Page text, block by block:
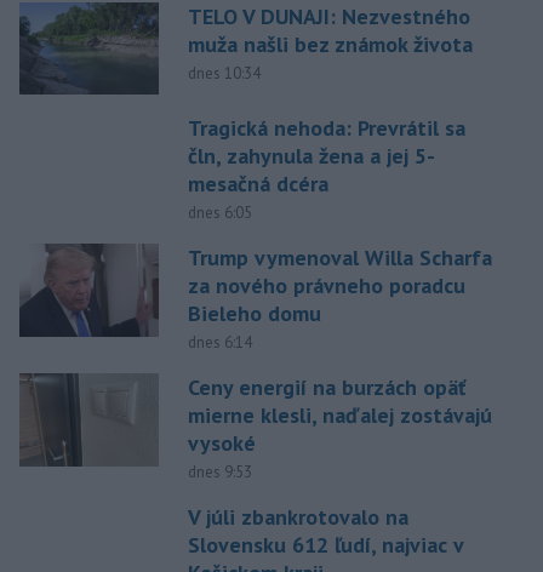
TELO V DUNAJI: Nezvestného
muža našli bez známok života
dnes 10:34
Tragická nehoda: Prevrátil sa
čln, zahynula žena a jej 5-
mesačná dcéra
dnes 6:05
Trump vymenoval Willa Scharfa
za nového právneho poradcu
Bieleho domu
dnes 6:14
Ceny energií na burzách opäť
mierne klesli, naďalej zostávajú
vysoké
dnes 9:53
V júli zbankrotovalo na
Slovensku 612 ľudí, najviac v